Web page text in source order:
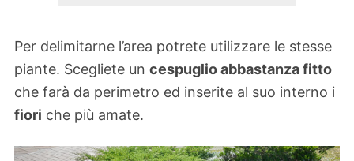
Per delimitarne l’area potrete utilizzare le stesse
piante. Scegliete un cespuglio abbastanza fitto
che farà da perimetro ed inserite al suo interno i
fiori che più amate.